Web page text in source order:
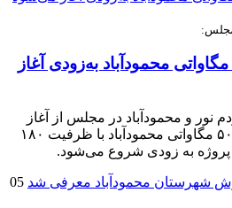
مجلس:
فاز نخست نیروگاه ۵۰۰ مگاواتی محمودآباد به‌زودی آغاز
نور و محمودآباد در مجلس از آغاز
اجرای فاز نخست نیروگاه ۵۰۰ مگاواتی محمودآباد با ظرفیت ۱۸۰
پروژه به زودی شروع می‌شود.
05